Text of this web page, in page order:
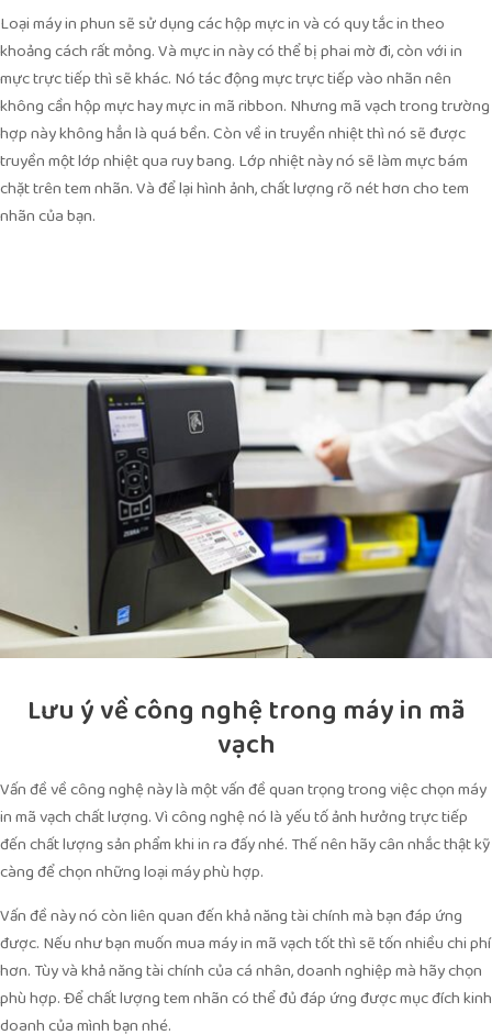
Loại máy in phun sẽ sử dụng các hộp mực in và có quy tắc in theo
khoảng cách rất mỏng. Và mực in này có thể bị phai mờ đi, còn với in
mực trực tiếp thì sẽ khác. Nó tác động mực trực tiếp vào nhãn nên
không cần hộp mực hay mực in mã ribbon. Nhưng mã vạch trong trường
hợp này không hẳn là quá bền. Còn về in truyền nhiệt thì nó sẽ được
truyền một lớp nhiệt qua ruy bang. Lớp nhiệt này nó sẽ làm mực bám
chặt trên tem nhãn. Và để lại hình ảnh, chất lượng rõ nét hơn cho tem
nhãn của bạn.
Lưu ý về công nghệ trong máy in mã
vạch
Vấn đề về công nghệ này là một vấn đề quan trọng trong việc chọn máy
in mã vạch chất lượng. Vì công nghệ nó là yếu tố ảnh hưởng trực tiếp
đến chất lượng sản phẩm khi in ra đấy nhé. Thế nên hãy cân nhắc thật kỹ
càng để chọn những loại máy phù hợp.
Vấn đề này nó còn liên quan đến khả năng tài chính mà bạn đáp ứng
được. Nếu như bạn muốn mua máy in mã vạch tốt thì sẽ tốn nhiều chi phí
hơn. Tùy và khả năng tài chính của cá nhân, doanh nghiệp mà hãy chọn
phù hợp. Để chất lượng tem nhãn có thể đủ đáp ứng được mục đích kinh
doanh của mình bạn nhé.